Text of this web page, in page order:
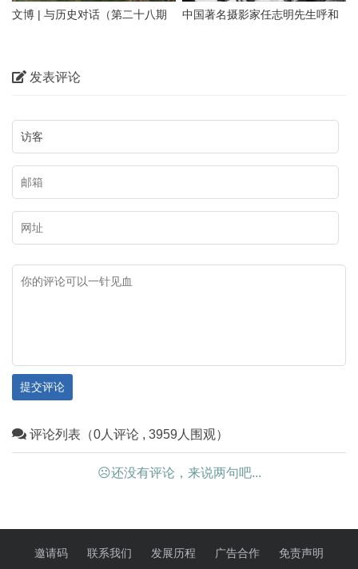
识。在乌海这片热土上，既有优
您领略乌海市独具特色的文化资
化基因的魅力。
沟岩画、乌兰布拉格岩画、摩儿
于风蚀雨淋等大自然的破坏，有
画，形态各异。岩画在地域上与
文博 | 与历史对话（第二十八期
中国著名摄影家任志明先生呼和
发表评论
提交评论
评论列表（0人评论 , 3959人围观）
☹还没有评论，来说两句吧...
邀请码 联系我们 发展历程 广告合作 免责声明